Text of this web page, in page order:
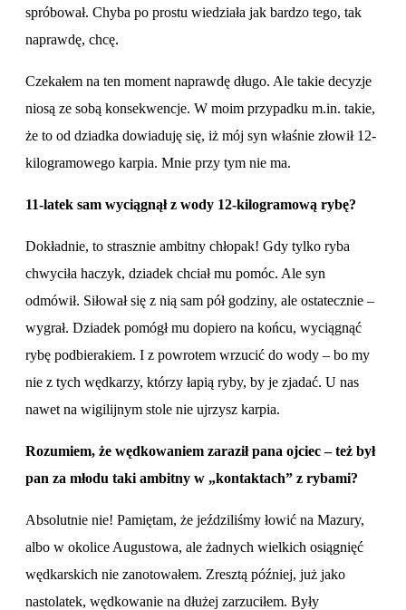
spróbował. Chyba po prostu wiedziała jak bardzo tego, tak
naprawdę, chcę.
Czekałem na ten moment naprawdę długo. Ale takie decyzje
niosą ze sobą konsekwencje. W moim przypadku m.in. takie,
że to od dziadka dowiaduję się, iż mój syn właśnie złowił 12-
kilogramowego karpia. Mnie przy tym nie ma.
11-latek sam wyciągnął z wody 12-kilogramową rybę?
Dokładnie, to strasznie ambitny chłopak! Gdy tylko ryba
chwyciła haczyk, dziadek chciał mu pomóc. Ale syn
odmówił. Siłował się z nią sam pół godziny, ale ostatecznie –
wygrał. Dziadek pomógł mu dopiero na końcu, wyciągnąć
rybę podbierakiem. I z powrotem wrzucić do wody – bo my
nie z tych wędkarzy, którzy łapią ryby, by je zjadać. U nas
nawet na wigilijnym stole nie ujrzysz karpia.
Rozumiem, że wędkowaniem zaraził pana ojciec – też był
pan za młodu taki ambitny w „kontaktach” z rybami?
Absolutnie nie! Pamiętam, że jeździliśmy łowić na Mazury,
albo w okolice Augustowa, ale żadnych wielkich osiągnięć
wędkarskich nie zanotowałem. Zresztą później, już jako
nastolatek, wędkowanie na dłużej zarzuciłem. Były